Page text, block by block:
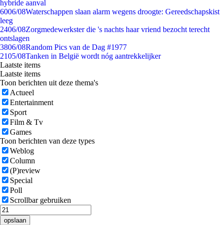
hybride aanval
6006/08Waterschappen slaan alarm wegens droogte: Gereedschapskist
leeg
2406/08Zorgmedewerkster die 's nachts haar vriend bezocht terecht
ontslagen
3806/08Random Pics van de Dag #1977
2105/08Tanken in België wordt nóg aantrekkelijker
Laatste items
Laatste items
Toon berichten uit deze thema's
Actueel
Entertainment
Sport
Film & Tv
Games
Toon berichten van deze types
Weblog
Column
(P)review
Special
Poll
Scrollbar gebruiken
opslaan